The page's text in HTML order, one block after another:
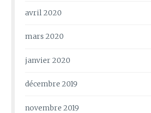
avril 2020
mars 2020
janvier 2020
décembre 2019
novembre 2019